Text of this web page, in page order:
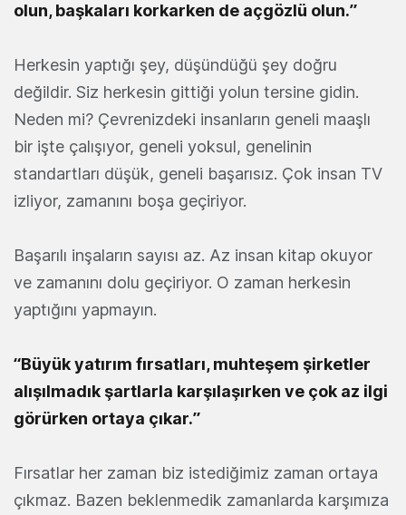
olun, başkaları korkarken de açgözlü olun.”
Herkesin yaptığı şey, düşündüğü şey doğru
değildir. Siz herkesin gittiği yolun tersine gidin.
Neden mi? Çevrenizdeki insanların geneli maaşlı
bir işte çalışıyor, geneli yoksul, genelinin
standartları düşük, geneli başarısız. Çok insan TV
izliyor, zamanını boşa geçiriyor.
Başarılı inşaların sayısı az. Az insan kitap okuyor
ve zamanını dolu geçiriyor. O zaman herkesin
yaptığını yapmayın.
“Büyük yatırım fırsatları, muhteşem şirketler
alışılmadık şartlarla karşılaşırken ve çok az ilgi
görürken ortaya çıkar.”
Fırsatlar her zaman biz istediğimiz zaman ortaya
çıkmaz. Bazen beklenmedik zamanlarda karşımıza